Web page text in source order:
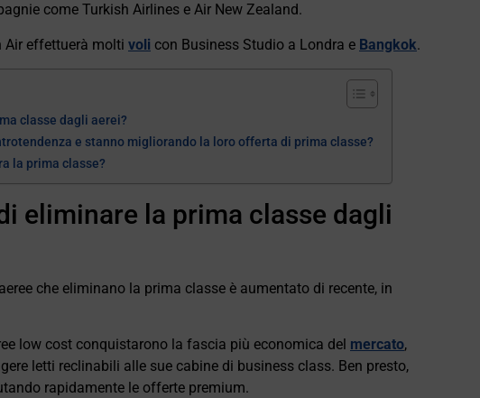
come Turkish Airlines e Air New Zealand.
Air effettuerà molti voli con Business Studio a Londra e Bangkok.
classe dagli aerei?
e stanno migliorando la loro offerta di prima classe?
la prima classe?
eliminare la prima classe dagli
che eliminano la prima classe è aumentato di recente, in
low cost conquistarono la fascia più economica del mercato,
letti reclinabili alle sue cabine di business class. Ben presto,
rapidamente le offerte premium.